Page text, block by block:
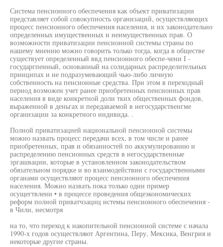
Система пенсионного обеспечения как объект приватизации
представляет собой совокупность организаций, осуществляющих
процесс пенсионного обеспечения населения, и их законодательно
определенных имущественных и неимущественных прав. О
возможности приватизации пенсионной системы страны по
нашему мнению можно говорить только тогда, когда в обществе
существует определенный ввд пенсионного обеспе-чени I -
государгпенный, основанный на солидарных распределительных
принципах и не подразумевающий чью-либо личную
собственность на пенсионные средства. При этом в переходный
период возможен учет ранее приобретенных пенсионных прав
населения в виде конкретной доли тких общественных фондов,
выраженной в деньгах и передаваемой в негосударственгме
организации за конкретного индивида. .
Полной приватизацией национальной пенсионной системы
можно назвать процесс передачи всех, в том числе и ранее
приобретенных, прав и обязанностей по аккумулированию и
распределению пенсионных средств в негосударственные
зргашвации, которые в установленном законодательством
обязательном порядке и во взаимодействии с государственными
органами осуществляют процесс пенсионного обеспечения
населения. Можно назвать пока только один пример
осущегтвлени • в процессе проведения общеэкономических
реформ полной приватчзациц нстемы пенсионного обеспечения -
в Чили, несмотря
на то, что переход к накопительной пенсионной системе с начала
1990-х годов осуществляют Аргентина, Перу, Мексика, Венгрия и
некоторые другие страны.